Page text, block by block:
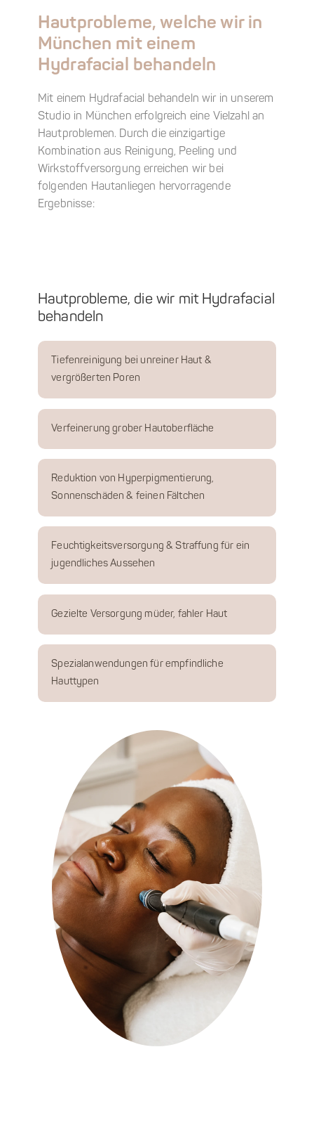
Hautprobleme, welche wir in
München mit einem
Hydrafacial behandeln
Mit einem Hydrafacial behandeln wir in unserem
Studio in München erfolgreich eine Vielzahl an
Hautproblemen. Durch die einzigartige
Kombination aus Reinigung, Peeling und
Wirkstoffversorgung erreichen wir bei
folgenden Hautanliegen hervorragende
Ergebnisse:
Hautprobleme, die wir mit Hydrafacial
behandeln
Tiefenreinigung bei unreiner Haut &
vergrößerten Poren
Verfeinerung grober Hautoberfläche
Reduktion von Hyperpigmentierung,
Sonnenschäden & feinen Fältchen
Feuchtigkeitsversorgung & Straffung für ein
jugendliches Aussehen
Gezielte Versorgung müder, fahler Haut
Spezialanwendungen für empfindliche
Hauttypen